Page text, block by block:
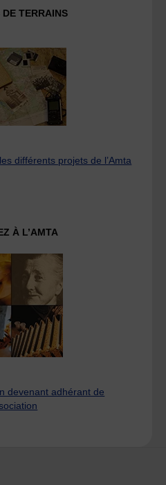
DE TERRAINS
différents projets de l’Amta
À L’AMTA
devenant adhérant de